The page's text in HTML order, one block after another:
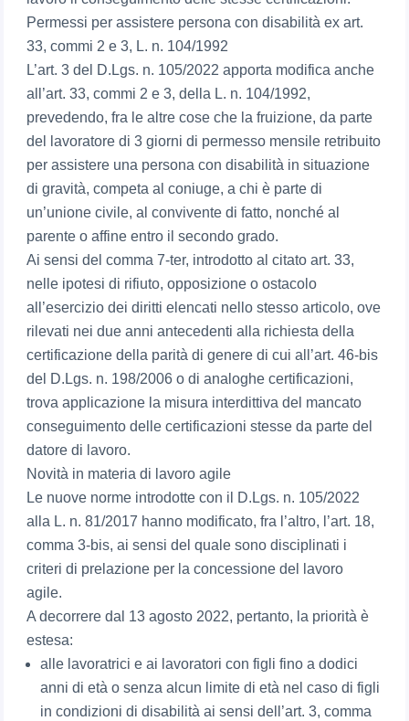
Permessi per assistere persona con disabilità ex art.
33, commi 2 e 3, L. n. 104/1992
L’art. 3 del D.Lgs. n. 105/2022 apporta modifica anche
all’art. 33, commi 2 e 3, della L. n. 104/1992,
prevedendo, fra le altre cose che la fruizione, da parte
del lavoratore di 3 giorni di permesso mensile retribuito
per assistere una persona con disabilità in situazione
di gravità, competa al coniuge, a chi è parte di
un’unione civile, al convivente di fatto, nonché al
parente o affine entro il secondo grado.
Ai sensi del comma 7-ter, introdotto al citato art. 33,
nelle ipotesi di rifiuto, opposizione o ostacolo
all’esercizio dei diritti elencati nello stesso articolo, ove
rilevati nei due anni antecedenti alla richiesta della
certificazione della parità di genere di cui all’art. 46-bis
del D.Lgs. n. 198/2006 o di analoghe certificazioni,
trova applicazione la misura interdittiva del mancato
conseguimento delle certificazioni stesse da parte del
datore di lavoro.
Novità in materia di lavoro agile
Le nuove norme introdotte con il D.Lgs. n. 105/2022
alla L. n. 81/2017 hanno modificato, fra l’altro, l’art. 18,
comma 3-bis, ai sensi del quale sono disciplinati i
criteri di prelazione per la concessione del lavoro
agile.
A decorrere dal 13 agosto 2022, pertanto, la priorità è
estesa:
alle lavoratrici e ai lavoratori con figli fino a dodici
anni di età o senza alcun limite di età nel caso di figli
in condizioni di disabilità ai sensi dell’art. 3, comma